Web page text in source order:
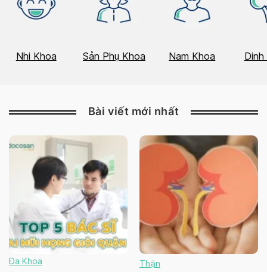
Nhi Khoa Sản Phụ Khoa Nam Khoa Dinh
Bài viết mới nhất
Đa Khoa Thận